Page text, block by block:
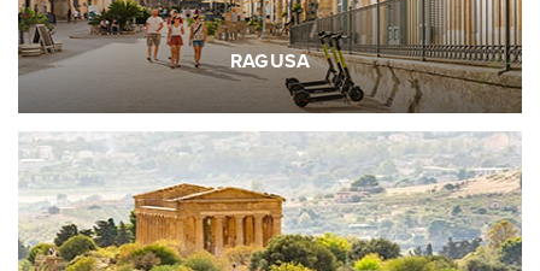
RAGUSA